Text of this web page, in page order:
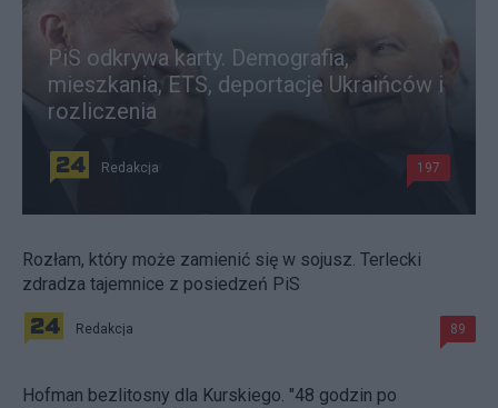
PiS odkrywa karty. Demografia,
mieszkania, ETS, deportacje Ukraińców i
rozliczenia
Redakcja 197
Rozłam, który może zamienić się w sojusz. Terlecki
zdradza tajemnice z posiedzeń PiS
Redakcja 89
Hofman bezlitosny dla Kurskiego. "48 godzin po